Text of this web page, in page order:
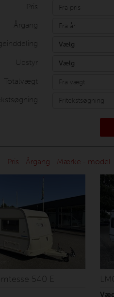
Pris
Årgang
Vælg
Udstyr Vælg
Totalvægt
Pris Årgang Mærke - model
540 E